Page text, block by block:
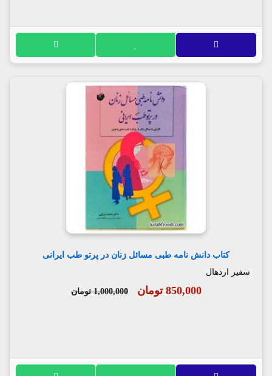
کتاب دانش نامه طبی مسائل زنان در پرتو طب ایرانی
سفیر اردهال
850,000 تومان 1,000,000 تومان